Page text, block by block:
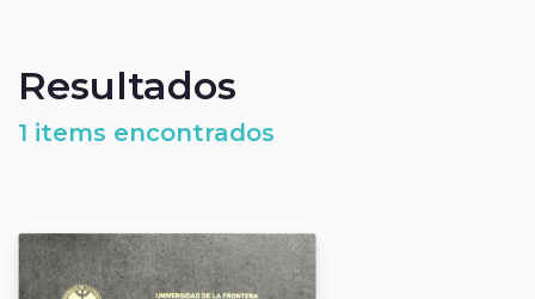
Resultados
1 items encontrados